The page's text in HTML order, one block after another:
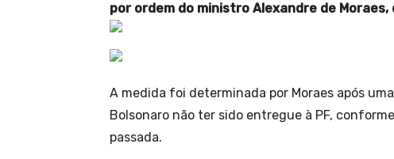
por ordem do ministro Alexandre de
A medida foi determinada por Moraes após
Bolsonaro não ter sido entregue à PF,
passada.